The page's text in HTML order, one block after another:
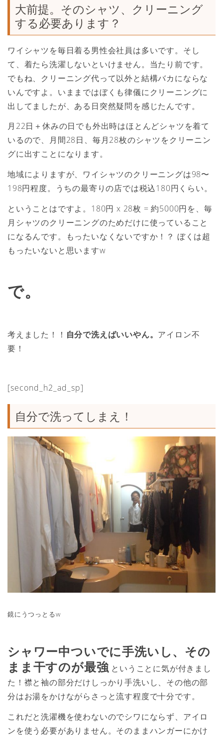
大前提。そのシャツ、クリーニング
する必要あります？
ワイシャツを毎日着る男性会社員は多いです。そし
て、着たら洗濯しないといけません。当たり前です。
でもね、クリーニング代って以外と結構バカにならな
いんですよ。いままではぼくも律儀にクリーニングに
出してましたが、ある日突然疑問を感じたんです。
月22日＋休みの日でも外出時はほとんどシャツを着て
いるので、月間28日、毎月28枚のシャツをクリーニン
グに出すことになります。
地域によりますが、ワイシャツのクリーニングは98〜
198円程度。うちの最寄りの店では税込180円くらい。
ということはですよ。180円 x 28枚 = 約5000円を、毎
月シャツのクリーニングのためだけに使っていること
になるんです。もったいなくないですか！？ ぼくは超
もったいないと思いますw
で。
考えました！！ 自分で洗えばいいやん。 アイロン不
要！
[second_h2_ad_sp]
自分で洗ってしまえ！
鏡にうつっとるw
シャワー中ついでに手洗いし、その
まま干すのが最強 ということに気が付きまし
た！襟と袖の部分だけしっかり手洗いし、その他の部
分はお湯をかけながらさっと流す程度で十分です。
これだと洗濯機を使わないのでシワにならず、アイロ
ンを使う必要がありません。そのままハンガーにかけ